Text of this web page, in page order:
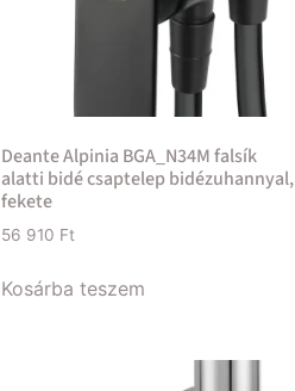
Deante Alpinia BGA_N34M falsík
alatti bidé csaptelep bidézuhannyal,
fekete
56 910 Ft
Kosárba teszem